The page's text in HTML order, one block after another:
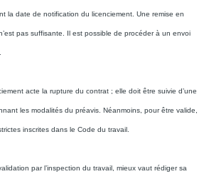
la date de notification du licenciement. Une remise en
pas suffisante. Il est possible de procéder à un envoi
acte la rupture du contrat ; elle doit être suivie d’une
les modalités du préavis. Néanmoins, pour être valide,
inscrites dans le Code du travail.
par l’inspection du travail, mieux vaut rédiger sa